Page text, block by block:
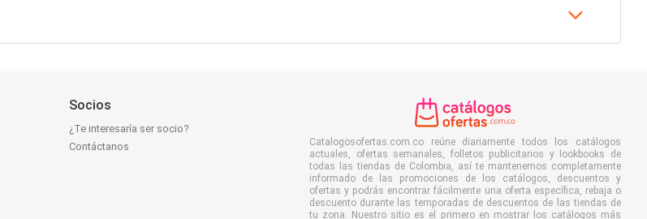
Socios
¿Te interesaría ser socio?
Contáctanos
Catalogosofertas.com.co reúne diariamente todos los catálogos
actuales, ofertas semanales, folletos publicitarios y lookbooks de
todas las tiendas de Colombia, así te mantenemos completamente
informado de las promociones de los catálogos, descuentos y
ofertas y podrás encontrar fácilmente una oferta específica, rebaja o
descuento durante las temporadas de descuentos de las tiendas de
tu zona. Nuestro sitio es el primero en mostrar los catálogos más